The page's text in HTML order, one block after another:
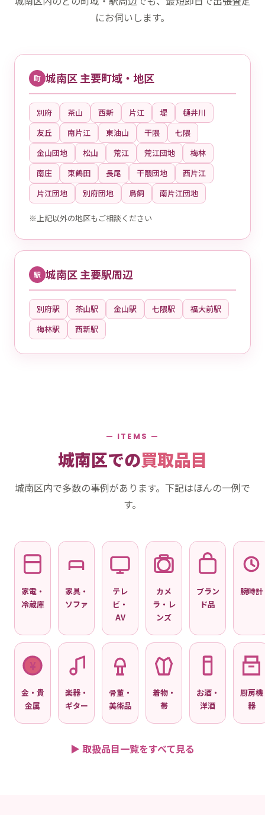
にお伺いします。
町 城南区 主要町域・地区
別府 茶山 西新 片江 堤
樋井川
友丘
南片江 東油山 干隈
七隈
金山団地
松山 荒江 荒江団地
梅林
南庄
東鶴田 長尾 干隈団地
西片江
片江団地
別府団地 鳥飼 南片江団地
※上記以外の地区もご相談ください
駅 城南区 主要駅周辺
別府駅 茶山駅 金山駅 七隈駅
福大前駅
梅林駅
西新駅
— ITEMS —
城南区での買取品目
城南区内で多数の事例があります。下記はほんの一例で
す。
家電・
冷蔵庫
家具・
ソファ
テレ
ビ・
AV
カメ
ラ・レ
ンズ
ブラン
ド品
腕時計
¥
金・貴
金属
楽器・
ギター
骨董・
美術品
着物・
帯
お酒・
洋酒
厨房機
器
▶ 取扱品目一覧をすべて見る